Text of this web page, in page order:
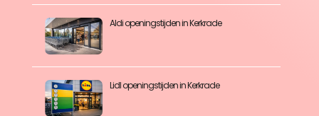
Aldi openingstijden in Kerkrade
Lidl openingstijden in Kerkrade